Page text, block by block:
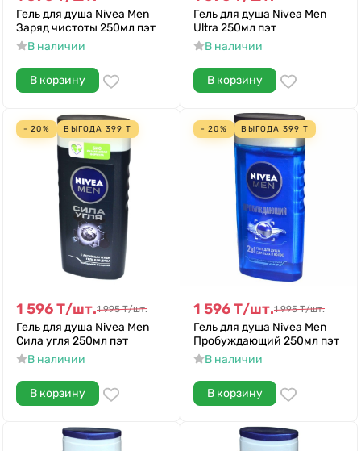
Гель для душа Nivea Men
Заряд чистоты 250мл пэт
В наличии
В корзину
Гель для душа Nivea Men
Ultra 250мл пэт
В наличии
В корзину
- 20% ВЫГОДА 399 Т
1 596Т/шт.1 995 Т/шт.
Гель для душа Nivea Men
Сила угля 250мл пэт
В наличии
В корзину
- 20% ВЫГОДА 399 Т
1 596Т/шт.1 995 Т/шт.
Гель для душа Nivea Men
Пробуждающий 250мл пэт
В наличии
В корзину